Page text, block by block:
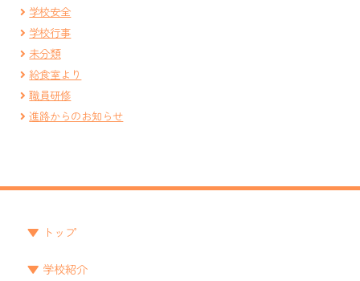
学校安全
学校行事
未分類
給食室より
職員研修
進路からのお知らせ
トップ
学校紹介